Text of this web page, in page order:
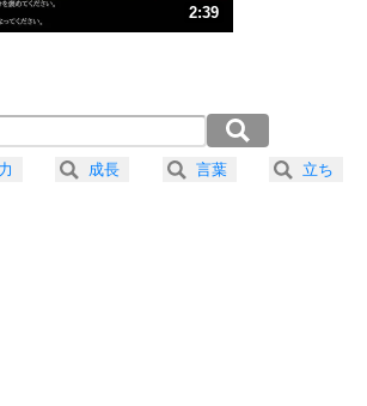
人生、なんとかなるもの。
気楽に生きる30の方法
器の大きい人は、怒りを優しさで表現する。
プラス思考
2:39
1分19秒）
1分3秒）
53秒）
成長 言葉 立ち